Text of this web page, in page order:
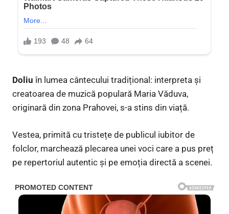
Doliu în lumea cântecului tradițional: interpreta și
creatoarea de muzică populară Maria Văduva,
originară din zona Prahovei, s-a stins din viață.
Vestea, primită cu tristețe de publicul iubitor de
folclor, marchează plecarea unei voci care a pus preț
pe repertoriul autentic și pe emoția directă a scenei.